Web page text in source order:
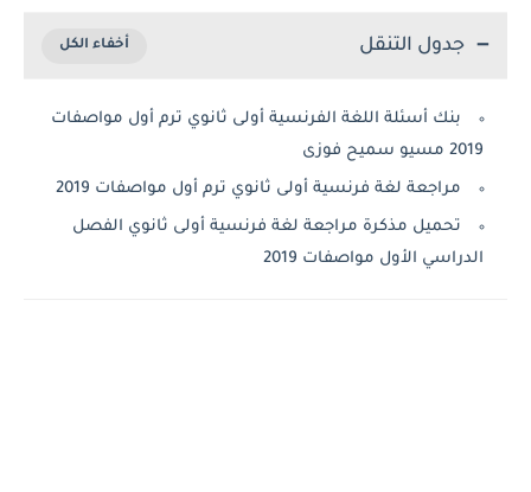
جدول التنقل
بنك أسئلة اللغة الفرنسية أولى ثانوي ترم أول مواصفات
2019 مسيو سميح فوزى
مراجعة لغة فرنسية أولى ثانوي ترم أول مواصفات 2019
تحميل مذكرة مراجعة لغة فرنسية أولى ثانوي الفصل
الدراسي الأول مواصفات 2019